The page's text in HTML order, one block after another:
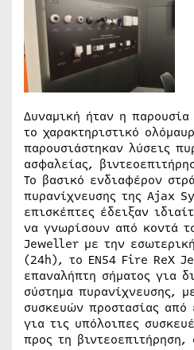
Δυναμική ήταν η
το χαρακτηριστικό
παρουσιάστηκαν λύσεις
ασφαλείας,
Το βασικό ενδιαφέρον
πυρανίχνευσης της Ajax
επισκέπτες έδειξαν
να γνωρίσουν από κοντά
Jeweller με την
(24h), το EN54 Fire ReX
επαναλήπτη σήματος για
σύστημα πυρανίχνευσης,
συσκευών προστασίας
για τις υπόλοιπες
προς τη βιντεοεπιτήρηση,